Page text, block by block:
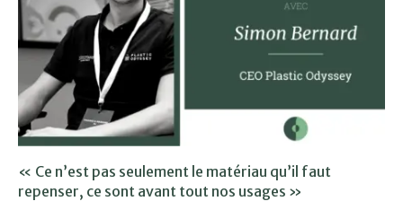
« Ce n’est pas seulement le matériau qu’il faut
repenser, ce sont avant tout nos usages »